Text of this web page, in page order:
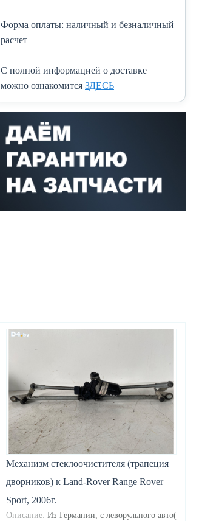
Форма оплаты: наличный и безналичный
расчет
C полной информацией о доставке
можно ознакомится ЗДЕСЬ
Механизм стеклоочистителя (трапеция
дворников) к Land-Rover Range Rover
Sport, 2006г.
Описание: Из Германии, с леворульного авто(